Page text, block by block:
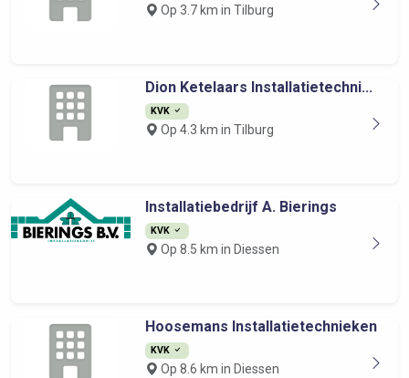
Op 3.7 km in Tilburg
Dion Ketelaars Installatietechni...
KVK
Op 4.3 km in Tilburg
Installatiebedrijf A. Bierings
KVK
Op 8.5 km in Diessen
Hoosemans Installatietechnieken
KVK
Op 8.6 km in Diessen